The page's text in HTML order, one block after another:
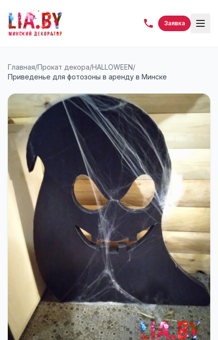
Заявка
Главная/Прокат декора/HALLOWEEN/
Приведенье для фотозоны в аренду в Минске